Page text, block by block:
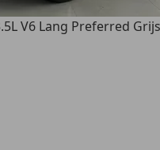
V6 Lang Preferred